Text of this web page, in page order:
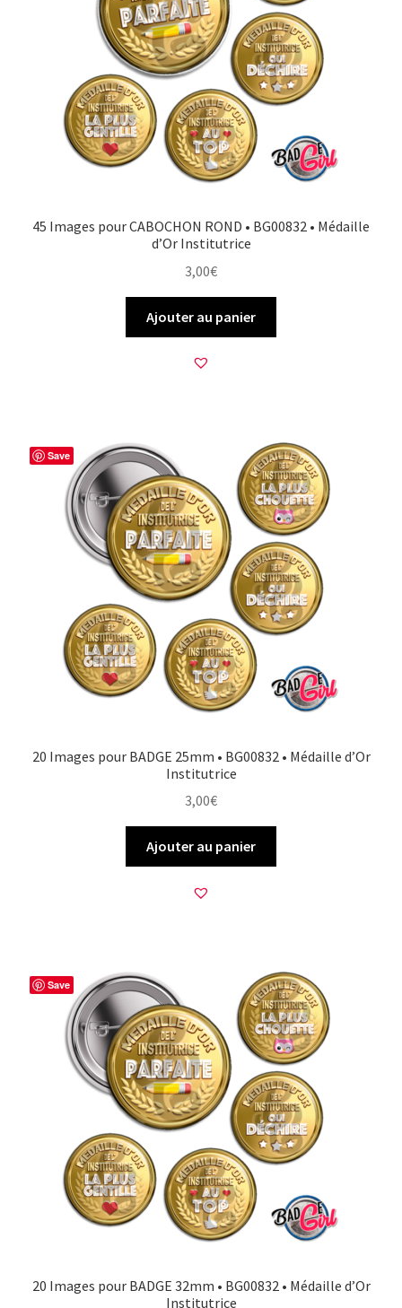
45 Images pour CABOCHON ROND • BG00832 • Médaille
d’Or Institutrice
3,00€
Ajouter au panier
Save
20 Images pour BADGE 25mm • BG00832 • Médaille d’Or
Institutrice
3,00€
Ajouter au panier
Save
20 Images pour BADGE 32mm • BG00832 • Médaille d’Or
Institutrice